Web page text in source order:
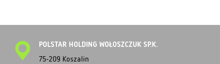
POLSTAR HOLDING WOŁOSZCZUK SP.K.
75-209 Koszalin